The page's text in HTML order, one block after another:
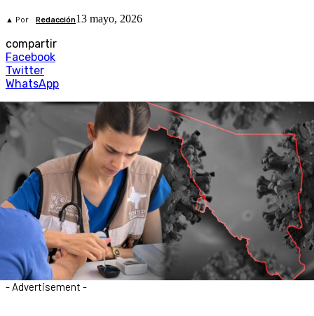
▲ Por Redacción13 mayo, 2026
compartir
Facebook
Twitter
WhatsApp
- Advertisement -